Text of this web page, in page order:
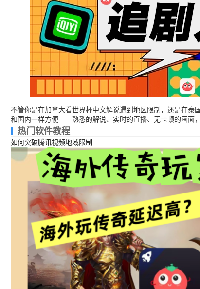
不管你是在加拿大看世界杯中文解说遇到地区限制，还是在泰
和国内一样方便——熟悉的解说、实时的直播、无卡顿的画面
热门软件教程
如何突破腾讯视频地域限制